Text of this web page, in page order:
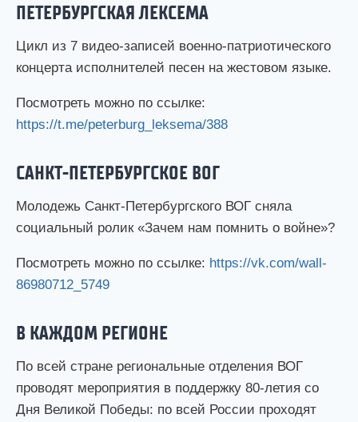
ПЕТЕРБУРГСКАЯ ЛЕКСЕМА
Цикл из 7 видео-записей военно-патриотического
концерта исполнителей песен на жестовом языке.
Посмотреть можно по ссылке:
https://t.me/peterburg_leksema/388
САНКТ-ПЕТЕРБУРГСКОЕ ВОГ
Молодежь Санкт-Петербургского ВОГ сняла
социальный ролик «Зачем нам помнить о войне»?
Посмотреть можно по ссылке: https://vk.com/wall-
86980712_5749
В КАЖДОМ РЕГИОНЕ
По всей стране региональные отделения ВОГ
проводят мероприятия в поддержку 80-летия со
Дня Великой Победы: по всей России проходят